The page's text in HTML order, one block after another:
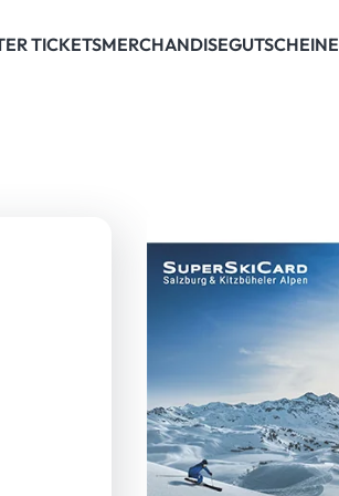
TICKETSMERCHANDISEGUTSCHEINE